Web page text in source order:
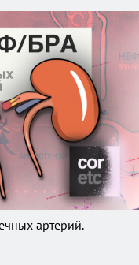
артерий.